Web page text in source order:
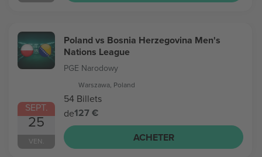
SEPT.
25
VEN.
Poland vs Bosnia Herzegovina Men's
Nations League
PGE Narodowy
Warszawa, Poland
54 Billets
de127 €
ACHETER